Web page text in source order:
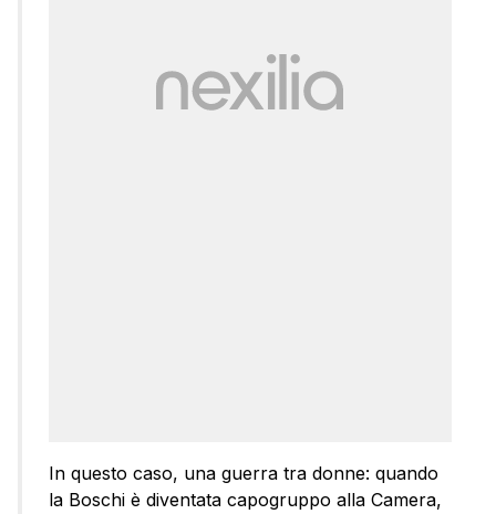
In questo caso, una guerra tra donne: quando
la Boschi è diventata capogruppo alla Camera,